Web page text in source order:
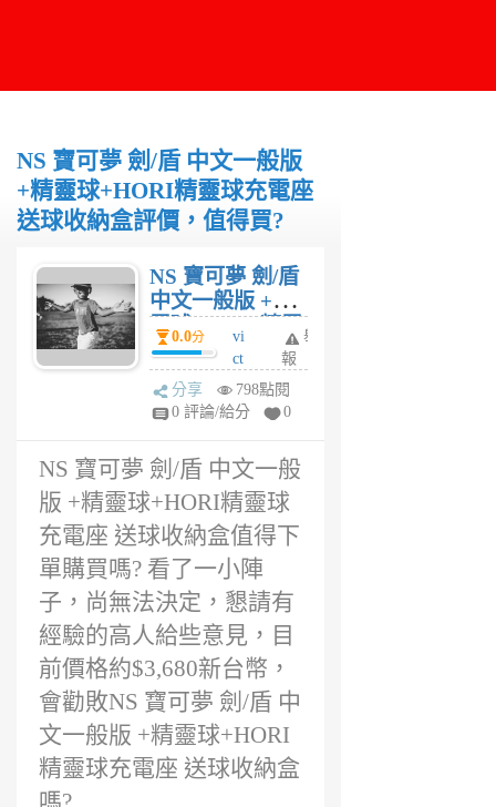
NS 寶可夢 劍/盾 中文一般版
+精靈球+HORI精靈球充電座
送球收納盒評價，值得買?
NS 寶可夢 劍/盾
中文一般版 +精
靈球+HORI精靈
球充電座 送球收
納盒評價，值得
買?
0.0分
vi
ct
or
6
舉
報
分享
798點閱
0 評論/給分
0
NS 寶可夢 劍/盾 中文一般
版 +精靈球+HORI精靈球
充電座 送球收納盒值得下
單購買嗎? 看了一小陣
子，尚無法決定，懇請有
經驗的高人給些意見，目
前價格約$3,680新台幣，
會勸敗NS 寶可夢 劍/盾 中
文一般版 +精靈球+HORI
精靈球充電座 送球收納盒
嗎?